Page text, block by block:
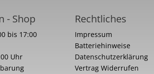
- Shop
bis 17:00
Uhr
Rechtliches
Impressum
Batteriehinweise
Datenschutzerklärung
Vertrag Widerrufen